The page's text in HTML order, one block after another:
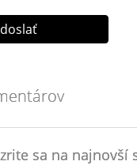
sa na najnovší